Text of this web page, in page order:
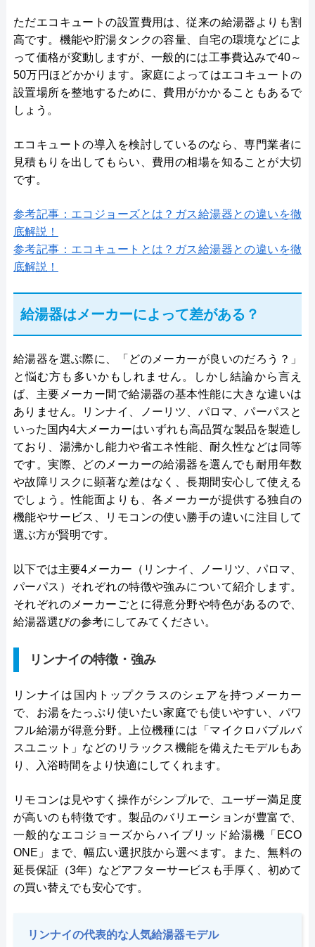
ただエコキュートの設置費用は、従来の給湯器よりも割
高です。機能や貯湯タンクの容量、自宅の環境などによ
って価格が変動しますが、一般的には工事費込みで40～
50万円ほどかかります。家庭によってはエコキュートの
設置場所を整地するために、費用がかかることもあるで
しょう。
エコキュートの導入を検討しているのなら、専門業者に
見積もりを出してもらい、費用の相場を知ることが大切
です。
参考記事：エコジョーズとは？ガス給湯器との違いを徹
底解説！
参考記事：エコキュートとは？ガス給湯器との違いを徹
底解説！
給湯器はメーカーによって差がある？
給湯器を選ぶ際に、「どのメーカーが良いのだろう？」
と悩む方も多いかもしれません。しかし結論から言え
ば、主要メーカー間で給湯器の基本性能に大きな違いは
ありません。リンナイ、ノーリツ、パロマ、パーパスと
いった国内4大メーカーはいずれも高品質な製品を製造し
ており、湯沸かし能力や省エネ性能、耐久性などは同等
です。実際、どのメーカーの給湯器を選んでも耐用年数
や故障リスクに顕著な差はなく、長期間安心して使える
でしょう。性能面よりも、各メーカーが提供する独自の
機能やサービス、リモコンの使い勝手の違いに注目して
選ぶ方が賢明です。
以下では主要4メーカー（リンナイ、ノーリツ、パロマ、
パーパス）それぞれの特徴や強みについて紹介します。
それぞれのメーカーごとに得意分野や特色があるので、
給湯器選びの参考にしてみてください。
リンナイの特徴・強み
リンナイは国内トップクラスのシェアを持つメーカー
で、お湯をたっぷり使いたい家庭でも使いやすい、パワ
フル給湯が得意分野。上位機種には「マイクロバブルバ
スユニット」などのリラックス機能を備えたモデルもあ
り、入浴時間をより快適にしてくれます。
リモコンは見やすく操作がシンプルで、ユーザー満足度
が高いのも特徴です。製品のバリエーションが豊富で、
一般的なエコジョーズからハイブリッド給湯機「ECO
ONE」まで、幅広い選択肢から選べます。また、無料の
延長保証（3年）などアフターサービスも手厚く、初めて
の買い替えでも安心です。
リンナイの代表的な人気給湯器モデル